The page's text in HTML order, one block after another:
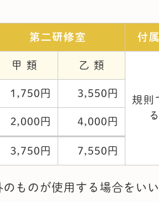
第二研修室 付
甲 類 乙 類
規則
1,750円 3,550円
2,000円 4,000円
3,750円 7,550円
ものが使用する場合をいい